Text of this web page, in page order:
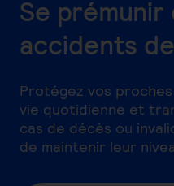
Se
accidents
Protégez vos
vie quotidienne et
cas de décès ou
de maintenir leur